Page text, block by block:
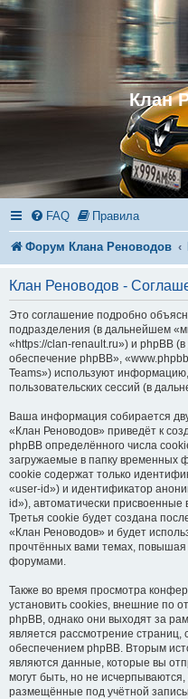
Клан
FAQ Правила
Форум Клана Реноводов
Клан Реноводов -
Это соглашение подробно
подразделения (в дальнейшем
«https://clan-renault.ru») и phpBB
обеспечение phpBB»,
Teams») используют
пользовательских сессий (в
Ваша информация собирается
«Клан Реноводов» приведёт к
phpBB определённого числа
загружаемые в папку временных
cookie содержат только
«user-id») и идентификатор
id»), автоматически
Третья cookie будет создана
«Клан Реноводов» и будет
прочтённых вами темах,
форумами.
Также во время просмотра
установить cookies, внешние по
phpBB, однако они выходят за
является рассмотрение
обеспечением phpBB. Вторым
являются данные, которые вы
могут быть, но не
размещённые под учётной